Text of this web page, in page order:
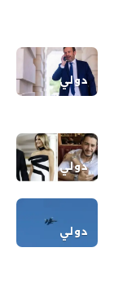
دولي
دولي
دولي